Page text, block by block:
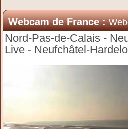
Webcam de France :
Neufchâtel-Hardelot
Nord-Pas-de-Calais -
Live - Neufchâtel-